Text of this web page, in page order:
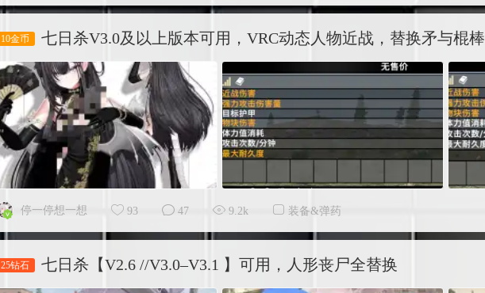
10金币 七日杀V3.0及以上版本可用，VRC动态人物近战，替换矛与棍棒
停一停想一想 93 47 9.2k 装备&弹药
25钻石 七日杀【V2.6 //V3.0–V3.1 】可用，人形丧尸全替换